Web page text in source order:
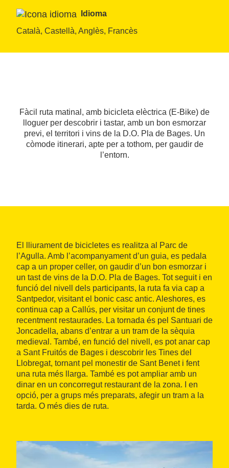
Idioma
Català, Castellà, Anglès, Francès
Fàcil ruta matinal, amb bicicleta elèctrica (E-Bike) de
lloguer per descobrir i tastar, amb un bon esmorzar
previ, el territori i vins de la D.O. Pla de Bages. Un
còmode itinerari, apte per a tothom, per gaudir de
l’entorn.
El lliurament de bicicletes es realitza al Parc de
l’Agulla. Amb l’acompanyament d’un guia, es pedala
cap a un proper celler, on gaudir d’un bon esmorzar i
un tast de vins de la D.O. Pla de Bages. Tot seguit i en
funció del nivell dels participants, la ruta fa via cap a
Santpedor, visitant el bonic casc antic. Aleshores, es
continua cap a Callús, per visitar un conjunt de tines
recentment restaurades. La tornada és pel Santuari de
Joncadella, abans d’entrar a un tram de la sèquia
medieval. També, en funció del nivell, es pot anar cap
a Sant Fruitós de Bages i descobrir les Tines del
Llobregat, tornant pel monestir de Sant Benet i fent
una ruta més llarga. També es pot ampliar amb un
dinar en un concorregut restaurant de la zona. I en
opció, per a grups més preparats, afegir un tram a la
tarda. O més dies de ruta.